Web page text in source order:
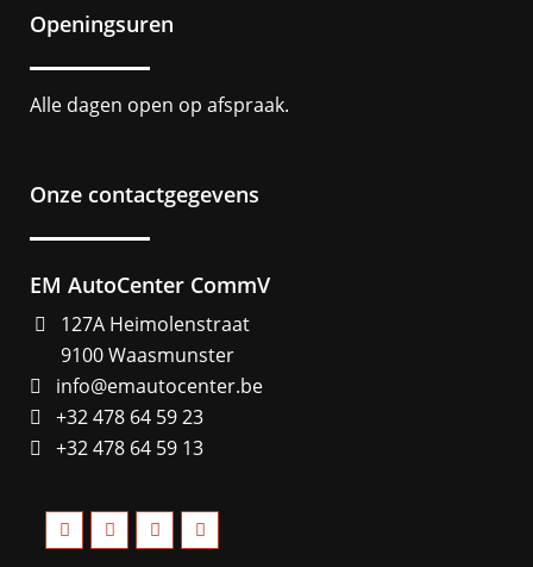
Openingsuren
Alle dagen open op afspraak.
Onze contactgegevens
EM AutoCenter CommV
127A Heimolenstraat
9100 Waasmunster
info@emautocenter.be
+32 478 64 59 23
+32 478 64 59 13